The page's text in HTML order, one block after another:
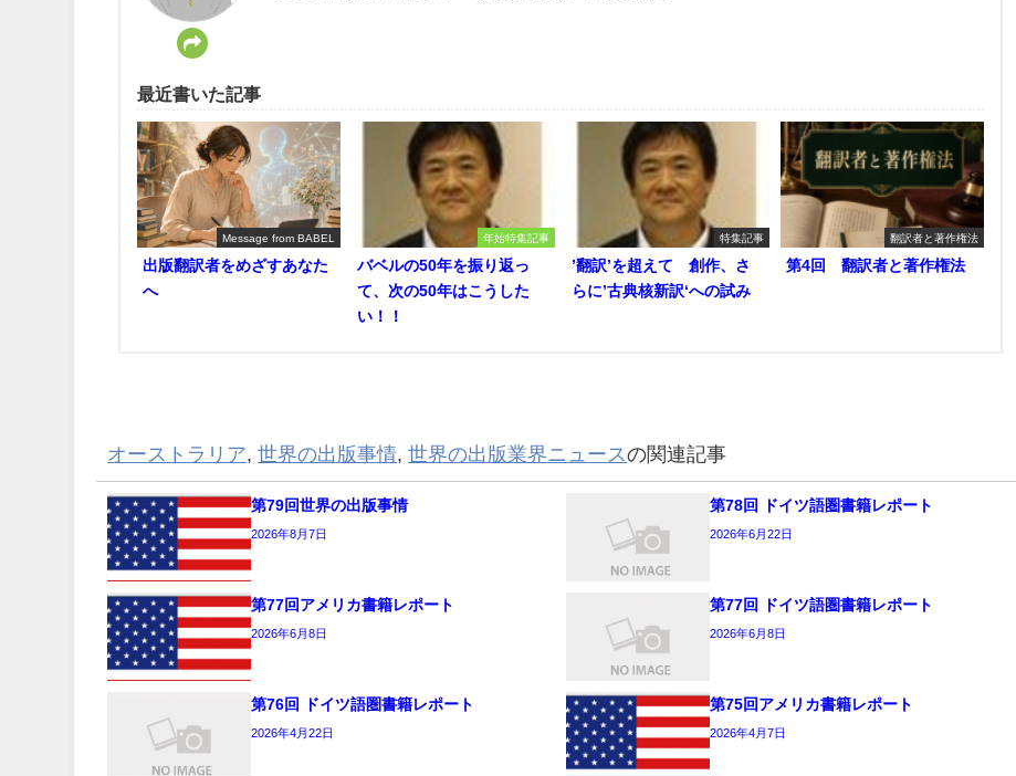
最近書いた記事
Message from BABEL
出版翻訳者をめざすあなた
へ
年始特集記事
バベルの50年を振り返っ
て、次の50年はこうした
い！！
特集記事
’翻訳’を超えて 創作、さ
らに’古典核新訳‘への試み
翻訳者と著作権法
第4回 翻訳者と著作権法
オーストラリア,世界の出版事情,世界の出版業界ニュースの関連記事
第79回世界の出版事情
2026年8月7日
第78回 ドイツ語圏書籍レポート
2026年6月22日
第77回アメリカ書籍レポート
2026年6月8日
第77回 ドイツ語圏書籍レポート
2026年6月8日
第76回 ドイツ語圏書籍レポート
2026年4月22日
第75回アメリカ書籍レポート
2026年4月7日